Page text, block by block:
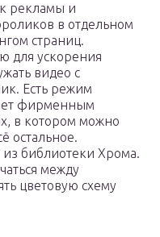
рекламы и
в отдельном
страниц.
для ускорения
видео с
Есть режим
фирменным
в котором можно
остальное.
библиотеки Хрома.
между
цветовую схему